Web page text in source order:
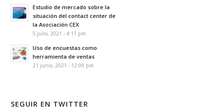
Estudio de mercado sobre la
situación del contact center de
la Asociación CEX
5 julio, 2021 - 4:11 pm
Uso de encuestas como
herramienta de ventas
21 junio, 2021 - 12:09 pm
SEGUIR EN TWITTER